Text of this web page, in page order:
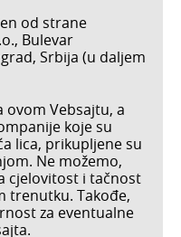
od strane
Bulevar
Srbija (u daljem
ovom Vebsajtu, a
koje su
lica, prikupljene su
Ne možemo,
cjelovitost i tačnost
trenutku. Takođe,
za eventualne